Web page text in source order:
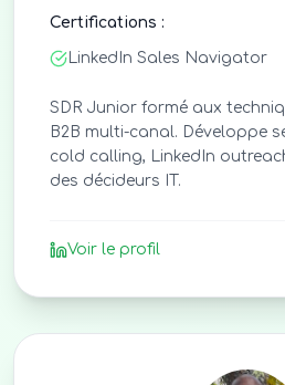
Certifications :
LinkedIn Sales Navigator
SDR Junior formé aux
B2B multi-canal. Développe
cold calling, LinkedIn
des décideurs IT.
Voir le profil